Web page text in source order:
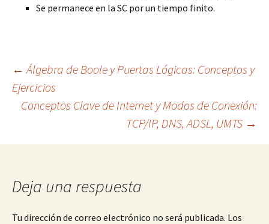
Se permanece en la SC por un tiempo finito.
Navegación
de
entradas
← Álgebra de Boole y Puertas Lógicas: Conceptos y
Ejercicios
Conceptos Clave de Internet y Modos de Conexión:
TCP/IP, DNS, ADSL, UMTS →
Deja una respuesta
Tu dirección de correo electrónico no será publicada. Los